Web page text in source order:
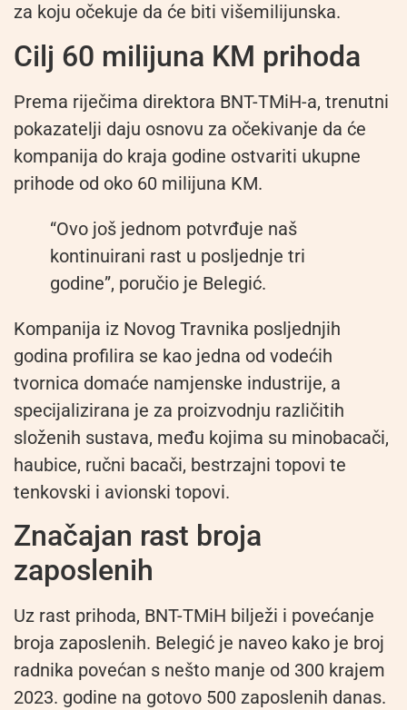
za koju očekuje da će biti višemilijunska.
Cilj 60 milijuna KM prihoda
Prema riječima direktora BNT-TMiH-a, trenutni
pokazatelji daju osnovu za očekivanje da će
kompanija do kraja godine ostvariti ukupne
prihode od oko 60 milijuna KM.
“Ovo još jednom potvrđuje naš
kontinuirani rast u posljednje tri
godine”, poručio je Belegić.
Kompanija iz Novog Travnika posljednjih
godina profilira se kao jedna od vodećih
tvornica domaće namjenske industrije, a
specijalizirana je za proizvodnju različitih
složenih sustava, među kojima su minobacači,
haubice, ručni bacači, bestrzajni topovi te
tenkovski i avionski topovi.
Značajan rast broja
zaposlenih
Uz rast prihoda, BNT-TMiH bilježi i povećanje
broja zaposlenih. Belegić je naveo kako je broj
radnika povećan s nešto manje od 300 krajem
2023. godine na gotovo 500 zaposlenih danas.